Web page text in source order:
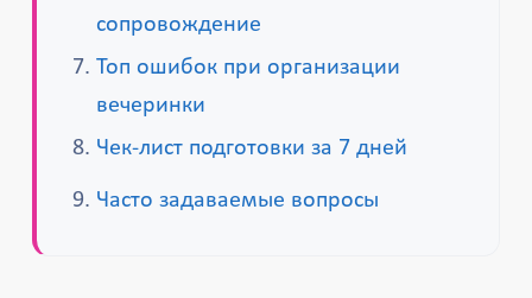
сопровождение
Топ ошибок при организации
вечеринки
Чек-лист подготовки за 7 дней
Часто задаваемые вопросы